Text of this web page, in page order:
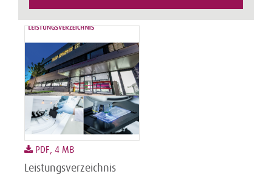
PDF, 4 MB
Leistungsverzeichnis